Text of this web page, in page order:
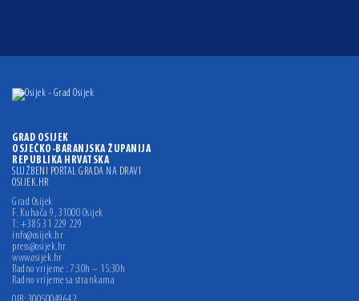
GRAD OSIJEK
OSJEČKO-BARANJSKA ŽUPANIJA
REPUBLIKA HRVATSKA
SLUŽBENI PORTAL GRADA NA DRAVI
OSIJEK.HR
Grad Osijek
F. Kuhača 9, 31000 Osijek
T: +385 31 229 229
info@osijek.hr
press@osijek.hr
www.osijek.hr
Radno vrijeme : 7:30h – 15:30h
Radno vrijeme sa strankama